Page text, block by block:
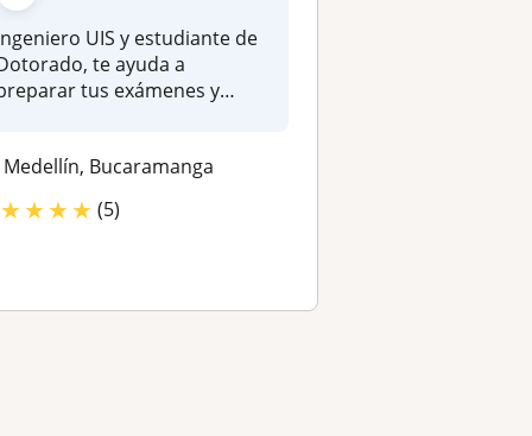
UIS y estudiante de
te ayuda a
tus exámenes y
Medellín, Bucaramanga
★★★★ (5)